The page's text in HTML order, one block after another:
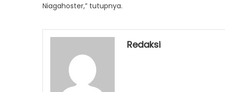
Niagahoster,” tutupnya.
Redaksi